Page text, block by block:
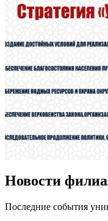
Новости
Последние события